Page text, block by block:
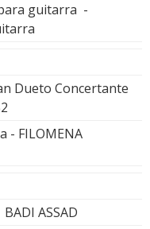
guitarra -
Dueto Concertante
- FILOMENA
ASSAD